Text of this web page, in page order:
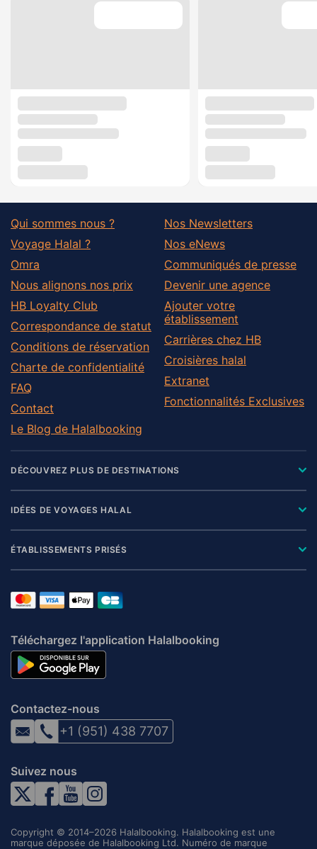
Qui sommes nous ?
Voyage Halal ?
Omra
Nous alignons nos prix
HB Loyalty Club
Correspondance de statut
Conditions de réservation
Charte de confidentialité
FAQ
Contact
Le Blog de Halalbooking
Nos Newsletters
Nos eNews
Communiqués de presse
Devenir une agence
Ajouter votre
établissement
Carrières chez HB
Croisières halal
Extranet
Fonctionnalités Exclusives
DÉCOUVREZ PLUS DE DESTINATIONS
IDÉES DE VOYAGES HALAL
ÉTABLISSEMENTS PRISÉS
Téléchargez l'application Halalbooking
Contactez-nous
+1 (951) 438 7707
Suivez nous
Copyright © 2014–2026 Halalbooking. Halalbooking est une
marque déposée de Halalbooking Ltd. Numéro de marque